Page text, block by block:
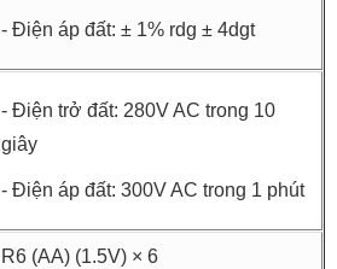
- Điện áp đất: ± 1% rdg ± 4dgt
- Điện trở đất: 280V AC trong 10
giây
- Điện áp đất: 300V AC trong 1 phút
R6 (AA) (1.5V) × 6